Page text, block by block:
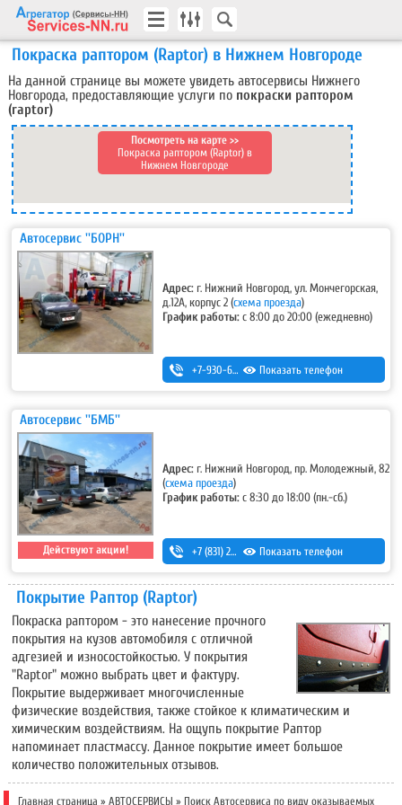
Покраска раптором (Raptor) в Нижнем Новгороде
На данной странице вы можете увидеть автосервисы Нижнего
Новгорода, предоставляющие услуги по покраски раптором
(raptor)
Посмотреть на карте >>
Покраска раптором (Raptor) в
Нижнем Новгороде
Автосервис ''БОРН''
Адрес: г. Нижний Новгород, ул. Мончегорская,
д.12А, корпус 2(схема проезда)
График работы:с 8:00 до 20:00 (ежедневно)
+7-930-666-14-30 Показать телефон
Автосервис ''БМБ''
Действуют акции!
Адрес: г. Нижний Новгород, пр. Молодежный, 82
(схема проезда)
График работы:с 8:30 до 18:00 (пн.-сб.)
+7 (831) 293-54-00
,
+7-920-298-42-33
Показать телефон
Покрытие Раптор (Raptor)
Покраска раптором - это нанесение прочного
покрытия на кузов автомобиля с отличной
адгезией и износостойкостью. У покрытия
"Raptor" можно выбрать цвет и фактуру.
Покрытие выдерживает многочисленные
физические воздействия, также стойкое к климатическим и
химическим воздействиям. На ощупь покрытие Раптор
напоминает пластмассу. Данное покрытие имеет большое
количество положительных отзывов.
Главная страница »АВТОСЕРВИСЫ » Поиск Автосервиса по виду оказываемых